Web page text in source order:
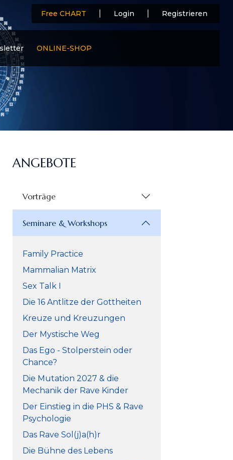
ONLINE-SHOP
Free CHART Login Registrieren
ANGEBOTE
Vorträge
Seminare & Workshops
Family Practice
Mammalian Matrix
Sex Talk I
Die 16 Antlitze der Gottheiten
Kreuze und Kreuzungen
Der Mystische Weg
Das Ego - Stolperstein oder
Chance?
Die Mutation 2027 & die
Mechanik der Rave Kinder
Der Einstieg in die PHS & Rave
Psychologie
Das Rave Sol(j)a(h)r
Die Bühne des Lebens